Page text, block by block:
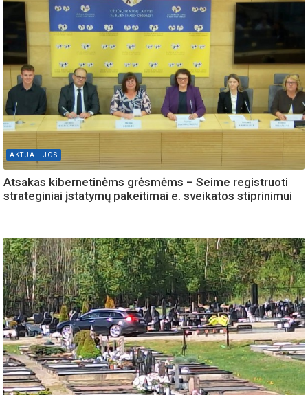
AKTUALIJOS
Atsakas kibernetinėms grėsmėms – Seime registruoti
strateginiai įstatymų pakeitimai e. sveikatos stiprinimui